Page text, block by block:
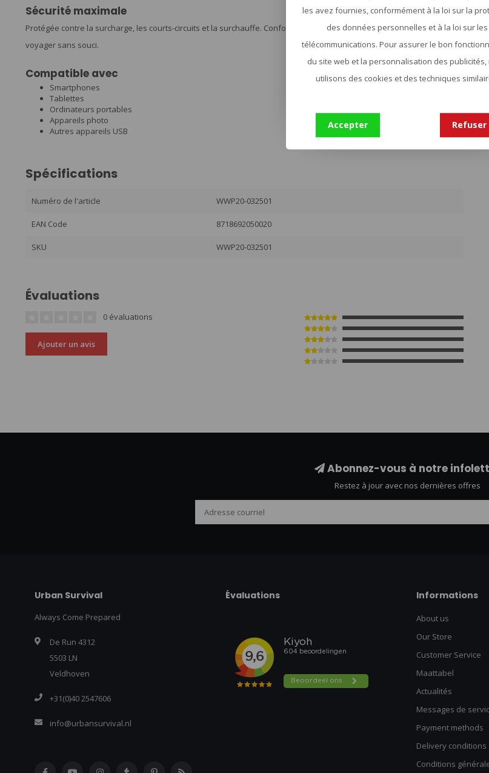
Sécurité maximale
Protégée contre la surcharge, les courts-circuits et la surchauffe. Conforme aux normes aériennes, idéale pour
voyager sans souci.
Compatible avec
Smartphones
Tablettes
Ordinateurs portables
Appareils photo
Autres appareils USB
Spécifications
Numéro de l'article WWP20-032501
EAN Code 8718692050020
SKU WWP20-032501
Évaluations
0 évaluations
Ajouter un avis
Abonnez-vous à notre
Restez à jour avec nos dernières offres
Urban Survival
Always Come Prepared
De Run 4312
5503 LN
Veldhoven
+31(0)40 2547606
info@urbansurvival.nl
Évaluations Informations
About us
Our Store
Customer Service
Maattabel
Actualités
Messages de
Payment methods
Delivery conditions
Conditions
les avez fournies, conformément à la loi sur la
des données personnelles et à la loi sur les
télécommunications. Pour assurer le bon
du site web et la personnalisation des publicités,
utilisons des cookies et des techniques
Accepter Refuser